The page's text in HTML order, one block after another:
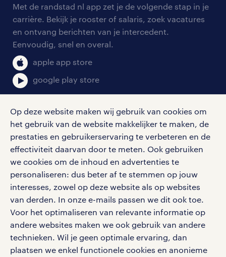
Op deze website maken wij gebruik van cookies om
het gebruik van de website makkelijker te maken, de
prestaties en gebruikerservaring te verbeteren en de
effectiviteit daarvan door te meten. Ook gebruiken
we cookies om de inhoud en advertenties te
personaliseren: dus beter af te stemmen op jouw
interesses, zowel op deze website als op websites
van derden. In onze e-mails passen we dit ook toe.
Voor het optimaliseren van relevante informatie op
andere websites maken we ook gebruik van andere
technieken. Wil je geen optimale ervaring, dan
plaatsen we enkel functionele cookies en anonieme
personeel gezocht
aanmelden nieuwsbrief
blogs en artikelen
salarischecker
bruto-netto calculator
onze vestigingen
pers
klachten en misstanden
Met de randstad nl app zet je de volgende stap in je
carrière. Bekijk je rooster of salaris, zoek vacatures
en ontvang berichten van je intercedent.
Eenvoudig, snel en overal.
apple app store
google play store
social media
Volg ons voor de leukste content omtrent
vacatures, solliciteren en inspiratie.
werken bij randstad
gebruikersvoorwaarden
privacystatement